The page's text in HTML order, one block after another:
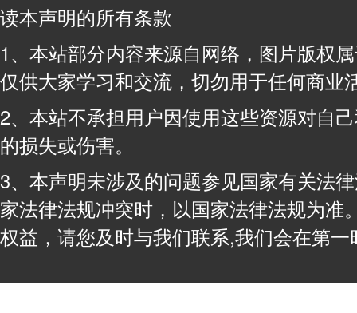
读本声明的所有条款
1、本站部分内容来源自网络，图片版权
仅供大家学习和交流，切勿用于任何商业
2、本站不承担用户因使用这些资源对自
的损失或伤害。
3、本声明未涉及的问题参见国家有关法
家法律法规冲突时，以国家法律法规为准
权益，请您及时与我们联系,我们会在第